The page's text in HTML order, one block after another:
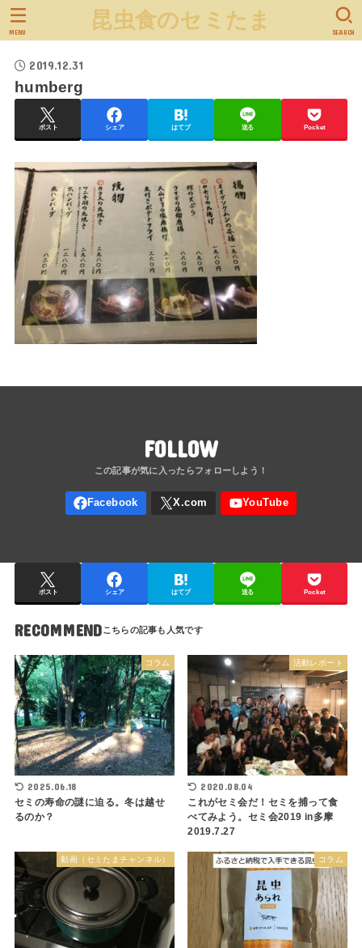
昆虫食のセミたま SEARCH
MENU
2019.12.31
humberg
ポスト シェア はてブ 送る Pocket
FOLLOW
ポスト シェア はてブ 送る Pocket
RECOMMEND
コラム
2025.06.18
セミの寿命の謎に迫る。冬は越せ
るのか？
活動レポート
2020.08.04
これがセミ会だ！セミを捕って食
べてみよう。セミ会2019 in多摩
2019.7.27
動画（セミたまチャンネル） コラム